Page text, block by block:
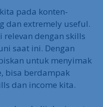
pada konten-
dan extremely useful.
dengan skills
saat ini. Dengan
untuk menyimak
bisa berdampak
dan income kita.